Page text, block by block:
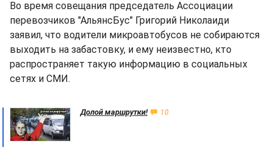
Во время совещания председатель Ассоциации
перевозчиков "АльянсБус" Григорий Николаиди
заявил, что водители микроавтобусов не собираются
выходить на забастовку, и ему неизвестно, кто
распространяет такую информацию в социальных
сетях и СМИ.
Долой маршрутки! 10